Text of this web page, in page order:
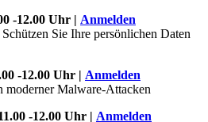
-12.00 Uhr | Anmelden
Sie Ihre persönlichen Daten
-12.00 Uhr | Anmelden
Malware-Attacken
-12.00 Uhr | Anmelden